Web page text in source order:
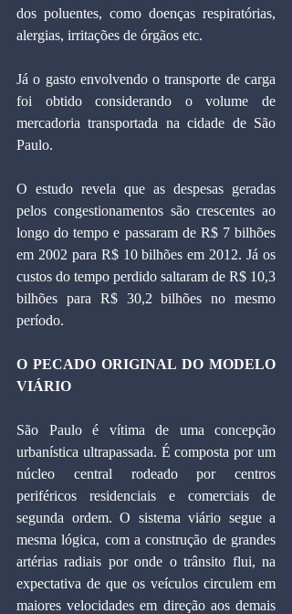
dos poluentes, como doenças respiratórias,
alergias, irritações de órgãos etc.
Já o gasto envolvendo o transporte de carga
foi obtido considerando o volume de
mercadoria transportada na cidade de São
Paulo.
O estudo revela que as despesas geradas
pelos congestionamentos são crescentes ao
longo do tempo e passaram de R$ 7 bilhões
em 2002 para R$ 10 bilhões em 2012. Já os
custos do tempo perdido saltaram de R$ 10,3
bilhões para R$ 30,2 bilhões no mesmo
período.
O PECADO ORIGINAL DO MODELO
VIÁRIO
São Paulo é vítima de uma concepção
urbanística ultrapassada. É composta por um
núcleo central rodeado por centros
periféricos residenciais e comerciais de
segunda ordem. O sistema viário segue a
mesma lógica, com a construção de grandes
artérias radiais por onde o trânsito flui, na
expectativa de que os veículos circulem em
maiores velocidades em direção aos demais